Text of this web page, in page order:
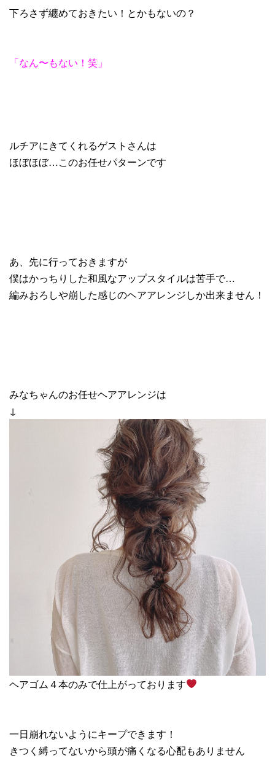
下ろさず纏めておきたい！とかもないの？
「なん〜もない！笑」
ルチアにきてくれるゲストさんは
ほぼほぼ…このお任せパターンです
あ、先に行っておきますが
僕はかっちりした和風なアップスタイルは苦手で…
編みおろしや崩した感じのヘアアレンジしか出来ません！
みなちゃんのお任せヘアアレンジは
↓
ヘアゴム４本のみで仕上がっております
一日崩れないようにキープできます！
きつく縛ってないから頭が痛くなる心配もありません